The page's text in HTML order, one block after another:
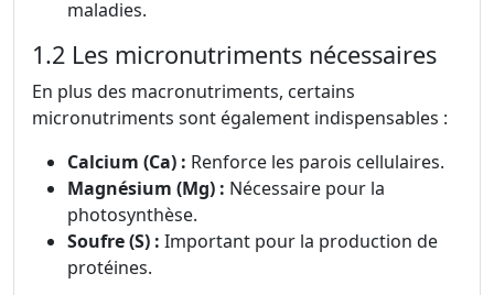
maladies.
1.2 Les micronutriments nécessaires
En plus des macronutriments, certains
micronutriments sont également indispensables :
Calcium (Ca) : Renforce les parois cellulaires.
Magnésium (Mg) : Nécessaire pour la
photosynthèse.
Soufre (S) : Important pour la production de
protéines.